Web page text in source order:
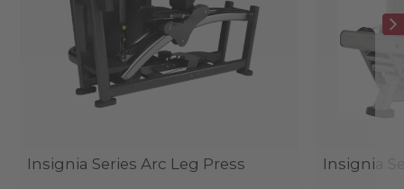
Insignia Series Arc Leg Press Insignia